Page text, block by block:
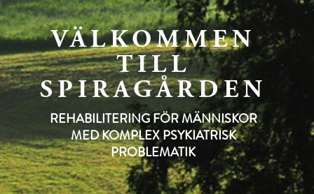
VÄLKOMMEN
TILL
SPIRAGÅRDEN
REHABILITERING FÖR MÄNNISKOR
MED KOMPLEX PSYKIATRISK
PROBLEMATIK